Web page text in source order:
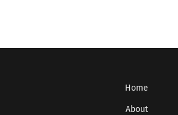
Home
About